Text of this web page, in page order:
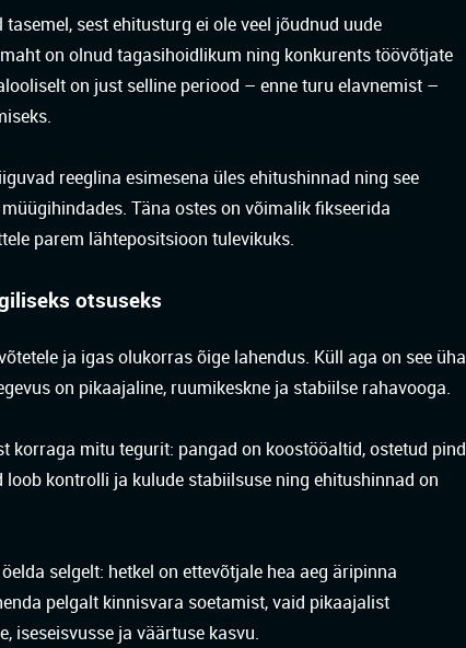
sest ehitusturg ei ole veel jõudnud uude
on olnud tagasihoidlikum ning konkurents töövõtjate
on just selline periood – enne turu elavnemist –
reeglina esimesena üles ehitushinnad ning see
Täna ostes on võimalik fikseerida
parem lähtepositsioon tulevikuks.
otsuseks
ja igas olukorras õige lahendus. Küll aga on see üha
on pikaajaline, ruumikeskne ja stabiilse rahavooga.
korraga mitu tegurit: pangad on koostööaltid, ostetud pind
kontrolli ja kulude stabiilsuse ning ehitushinnad on
selgelt: hetkel on ettevõtjale hea aeg äripinna
pelgalt kinnisvara soetamist, vaid pikaajalist
iseseisvusse ja väärtuse kasvu.